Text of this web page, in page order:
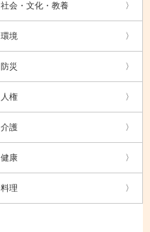
社会・文化・教養
環境
防災
人権
介護
健康
料理